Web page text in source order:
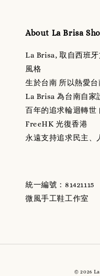
About La Brisa
La Brisa, 取自西班
風格
生於台南 所以熱愛台
La Brisa 為台南自家
百年的追求輪迴轉世
FreeHK 光復香港
永遠支持追求民主、
統一編號：81421115
微風手工鞋工作室
© 2026 La